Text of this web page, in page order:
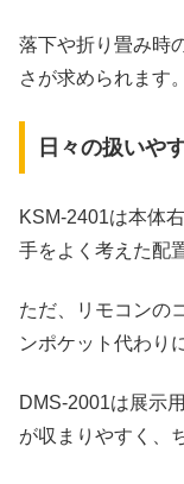
落下や折り畳み時
さが求められます。
日々の扱いや
KSM‑2401は本体
手をよく考えた配
ただ、リモコンの
ンポケット代わり
DMS‑2001は展示
が収まりやすく、